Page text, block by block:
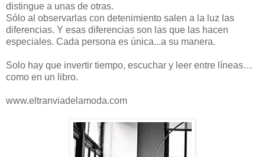
distingue a unas de otras.
Sólo al observarlas con detenimiento salen a la luz las
diferencias. Y esas diferencias son las que las hacen
especiales. Cada persona es única...a su manera.
Solo hay que invertir tiempo, escuchar y leer entre líneas…
como en un libro.
www.eltranviadelamoda.com